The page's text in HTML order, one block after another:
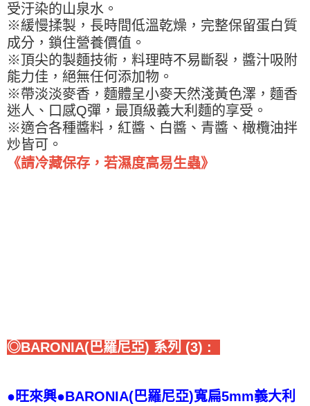
【注意事項】
１．透過由恩沛科技股份有限公司提供之「AFTEE先享後付」服務完成之交
易，需依本服務之必要範圍內提供個人資料，並將交易相關給付款項請求債
權轉讓予恩沛科技股份有限公司。
２．關於個人資料處理事宜，請瀏覽以下網址：
https://aftee.tw/terms/#terms3
３．未成年的使用者請事先徵得法定代理人或監護人之同意方可使用
「AFTEE先享後付」，若未經同意申辦者引起之損失，本公司不負相關責
任。
４．使用「AFTEE先享後付」時，將依據個別帳號之用戶狀況，依本公司即
時審查核予不同之上限額度；若仍有額度不足之情形，本公司將視審查結果
請求用戶進行身份認證。
５．嚴禁一人註冊多個帳號或使用他人資訊註冊。若發現惡意使用之情形，
恩沛科技股份有限公司將有權停止該用戶之使用額度並採取法律行動。
付款後7-11取貨-重量限制含紙箱10kg，請控制商品重量在9~
9.5kg
每筆NT$90，滿NT$990(含以上)免運費
宅配-新竹物流
每筆NT$150，滿NT$2,000(含以上)免運費
離島客戶-中華郵政
每筆NT$120，滿NT$2,000(含以上)免運費
受汙染的山泉水。
※緩慢揉製，長時間低溫乾燥，完整保留蛋白質
成分，鎖住營養價值。
※頂尖的製麵技術，料理時不易斷裂，醬汁吸附
能力佳，絕無任何添加物。
※帶淡淡麥香，麵體呈小麥天然淺黃色澤，麵香
迷人、口感Q彈，最頂級義大利麵的享受。
※適合各種醬料，紅醬、白醬、青醬、橄欖油拌
炒皆可。
《請冷藏保存，若濕度高易生蟲》
◎BARONIA(巴羅尼亞) 系列 (3) :
●旺來興●BARONIA(巴羅尼亞)寬扁5mm義大利